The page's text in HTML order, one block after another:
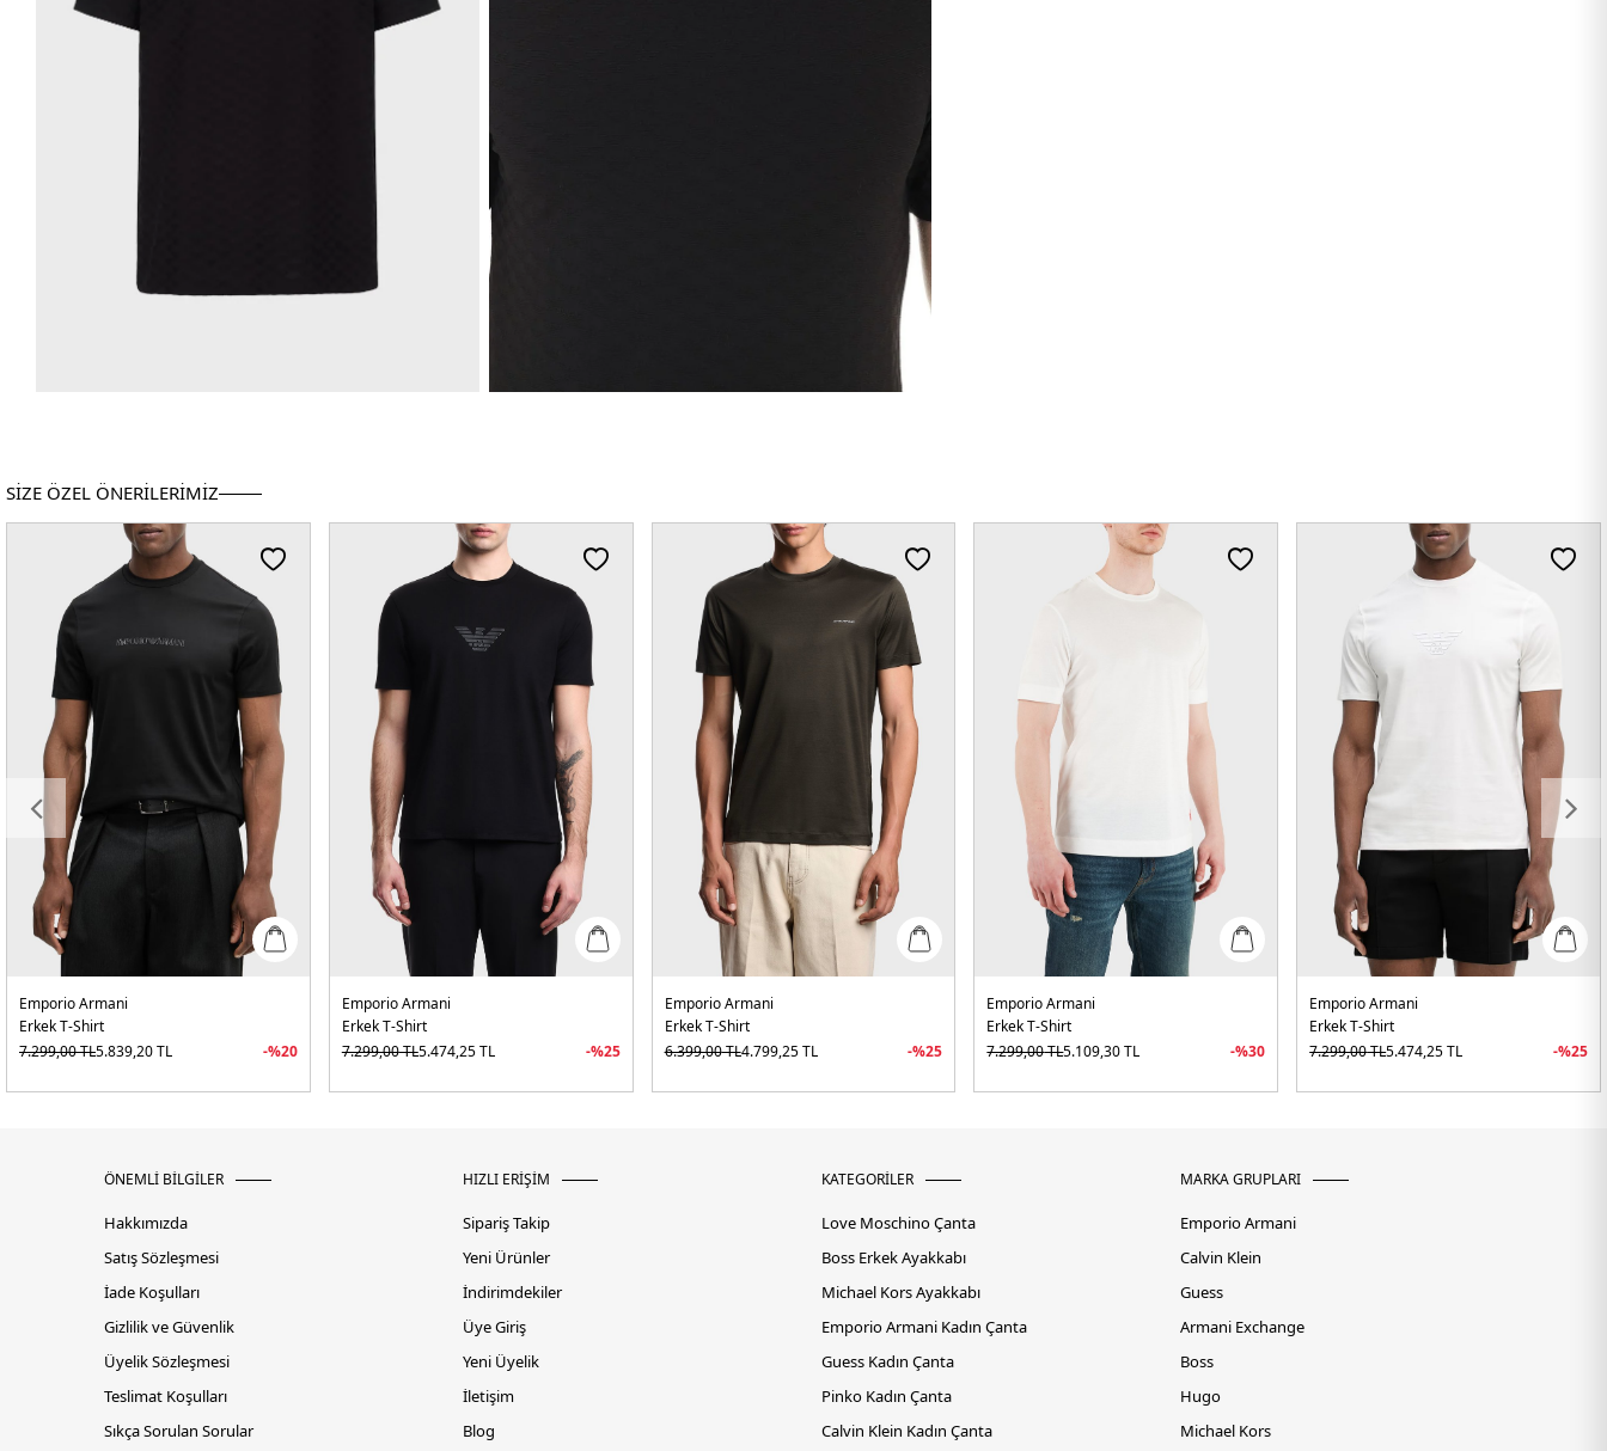
SİZE ÖZEL ÖNERİLERİMİZ
Emporio Armani
Erkek T-Shirt
7.299,00TL5.839,20TL -%20
Emporio Armani
Erkek T-Shirt
7.299,00TL5.474,25TL -%25
Emporio Armani
Erkek T-Shirt
6.399,00TL4.799,25TL -%25
Emporio Armani
Erkek T-Shirt
7.299,00TL5.109,30TL -%30
Emporio Armani
Erkek T-Shirt
7.299,00TL5.474,25TL -%25
ÖNEMLİ BİLGİLER
Hakkımızda
Satış Sözleşmesi
İade Koşulları
Gizlilik ve Güvenlik
Üyelik Sözleşmesi
Teslimat Koşulları
Sıkça Sorulan Sorular
HIZLI ERİŞİM
Sipariş Takip
Yeni Ürünler
İndirimdekiler
Üye Giriş
Yeni Üyelik
İletişim
Blog
KATEGORİLER
Love Moschino Çanta
Boss Erkek Ayakkabı
Michael Kors Ayakkabı
Emporio Armani Kadın Çanta
Guess Kadın Çanta
Pinko Kadın Çanta
Calvin Klein Kadın Çanta
MARKA GRUPLARI
Emporio Armani
Calvin Klein
Guess
Armani Exchange
Boss
Hugo
Michael Kors